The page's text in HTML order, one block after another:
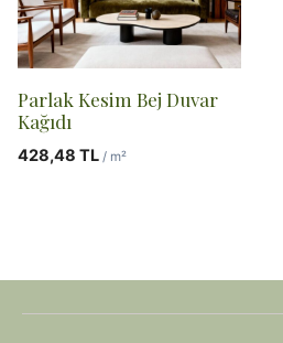
Parlak Kesim Bej Duvar
Kağıdı
428,48 TL / m²